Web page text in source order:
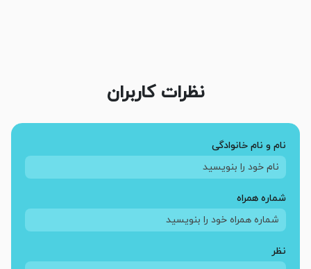
نظرات کاربران
نام و نام خانوادگی
شماره همراه
نظر